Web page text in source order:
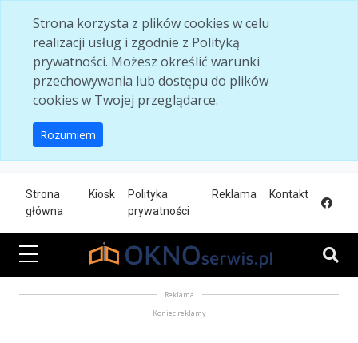
Strona korzysta z plików cookies w celu
realizacji usług i zgodnie z Polityką
prywatności. Możesz określić warunki
przechowywania lub dostępu do plików
cookies w Twojej przeglądarce.
Rozumiem
Strona
główna
Kiosk
Polityka
prywatności
Reklama Kontakt
Reklama
Koniec reklamy